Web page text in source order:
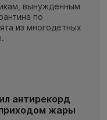
вынужденным
по
из многодетных
антирекорд
жары